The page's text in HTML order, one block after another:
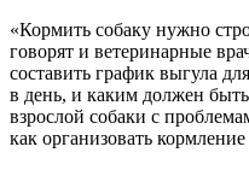
«Кормить собаку нужно
говорят и ветеринарные
составить график выгула
в день, и каким должен
взрослой собаки с
как организовать